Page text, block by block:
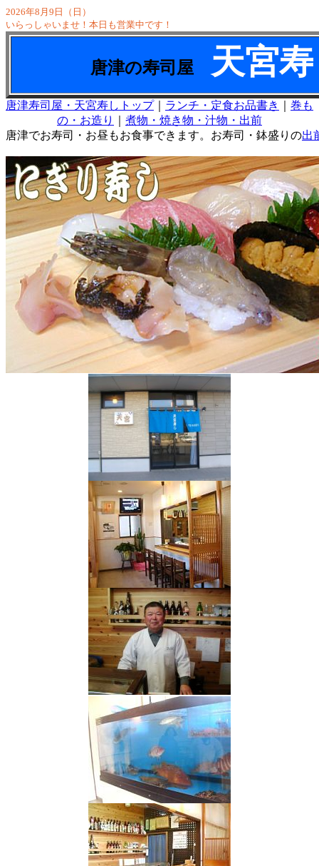
2026年8月9日（日）
いらっしゃいませ！本日も営業中です！
唐津の寿司屋 天宮
唐津寿司屋・天宮寿しトップ｜ ランチ・定食お品書き
巻も
の・お造り
煮物・焼き物・汁物・出前
唐津でお寿司・お昼もお食事できます。お寿司・鉢盛りの出